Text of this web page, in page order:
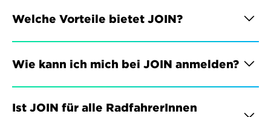
Welche Vorteile bietet JOIN?
Wie kann ich mich bei JOIN anmelden?
Ist JOIN für alle RadfahrerInnen